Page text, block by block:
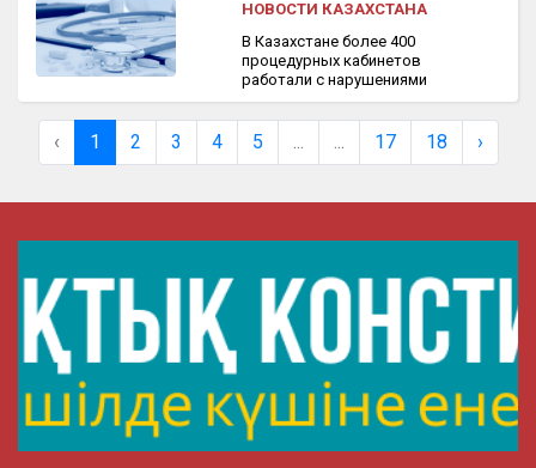
НОВОСТИ КАЗАХСТАНА
В Казахстане более 400
процедурных кабинетов
работали с нарушениями
‹ 1 2 3 4 5 ... ... 17 18 ›